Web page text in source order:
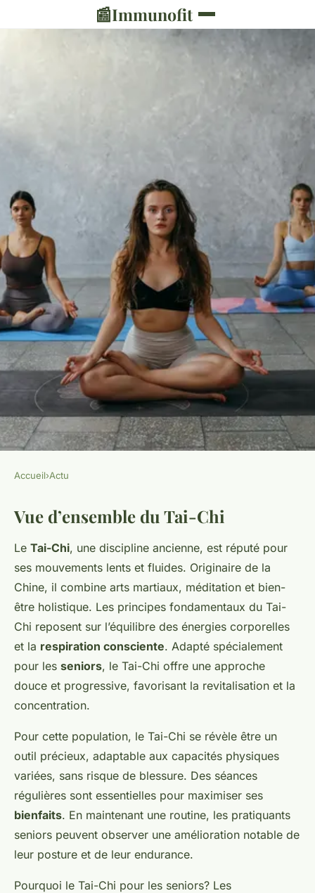
📰Immunofit
Le Tai-Chi : L'Arme Secrète
des Seniors contre les Chutes !
Découvrez ses Bienfaits pour
l'Équilibre et la Prévention des
Accidents
Sacha•27 janvier 2025•5 min de lecture
Accueil›Actu
Vue d’ensemble du Tai-Chi
Le Tai-Chi, une discipline ancienne, est réputé pour
ses mouvements lents et fluides. Originaire de la
Chine, il combine arts martiaux, méditation et bien-
être holistique. Les principes fondamentaux du Tai-
Chi reposent sur l’équilibre des énergies corporelles
et la respiration consciente. Adapté spécialement
pour les seniors, le Tai-Chi offre une approche
douce et progressive, favorisant la revitalisation et la
concentration.
Pour cette population, le Tai-Chi se révèle être un
outil précieux, adaptable aux capacités physiques
variées, sans risque de blessure. Des séances
régulières sont essentielles pour maximiser ses
bienfaits. En maintenant une routine, les pratiquants
seniors peuvent observer une amélioration notable de
leur posture et de leur endurance.
Pourquoi le Tai-Chi pour les seniors? Les